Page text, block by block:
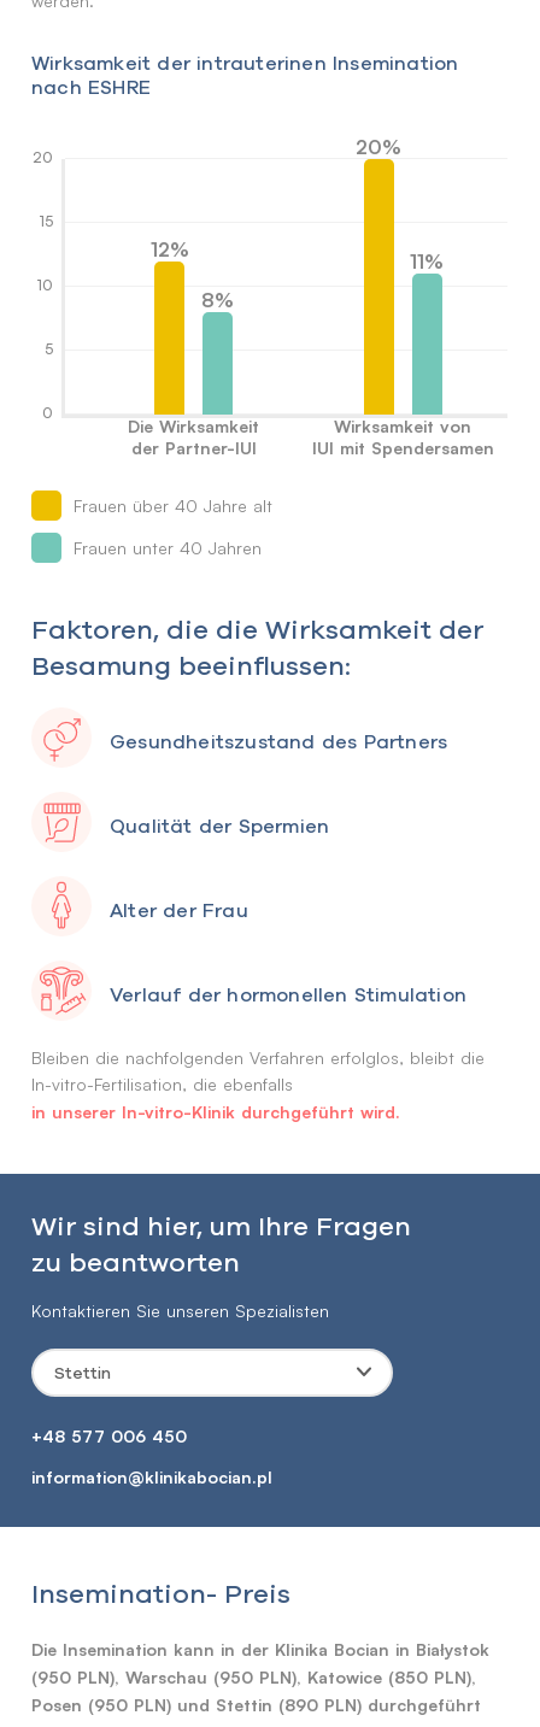
Wirksamkeit der intrauterinen Insemination
nach ESHRE
0
5
10
15
20
12%
8%
Die Wirksamkeit
der Partner-IUI
20%
11%
Wirksamkeit von
IUI mit Spendersamen
Frauen über 40 Jahre alt
Frauen unter 40 Jahren
Faktoren, die die Wirksamkeit der
Besamung beeinflussen:
Gesundheitszustand des Partners
Qualität der Spermien
Alter der Frau
Verlauf der hormonellen Stimulation
Bleiben die nachfolgenden Verfahren erfolglos, bleibt die
In-vitro-Fertilisation, die ebenfalls
in unserer In-vitro-Klinik durchgeführt wird.
Wir sind hier, um Ihre Fragen
zu beantworten
Kontaktieren Sie unseren Spezialisten
Stettin
+48 577 006 450
information@klinikabocian.pl
Insemination- Preis
Die Insemination kann in der Klinika Bocian in Białystok
(950 PLN), Warschau (950 PLN), Katowice (850 PLN),
Posen (950 PLN) und Stettin (890 PLN) durchgeführt